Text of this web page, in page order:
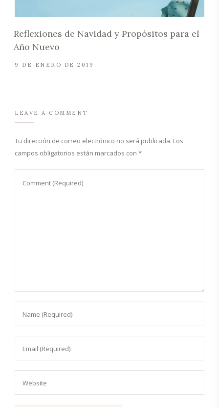
Reflexiones de Navidad y Propósitos para el
Año Nuevo
9 DE ENERO DE 2019
LEAVE A COMMENT
Tu dirección de correo electrónico no será publicada. Los
campos obligatorios están marcados con *